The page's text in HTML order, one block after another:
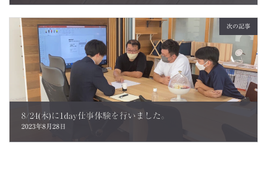
次の記事
8/24(木)に1day仕事体験を行いました。
2023年8月28日